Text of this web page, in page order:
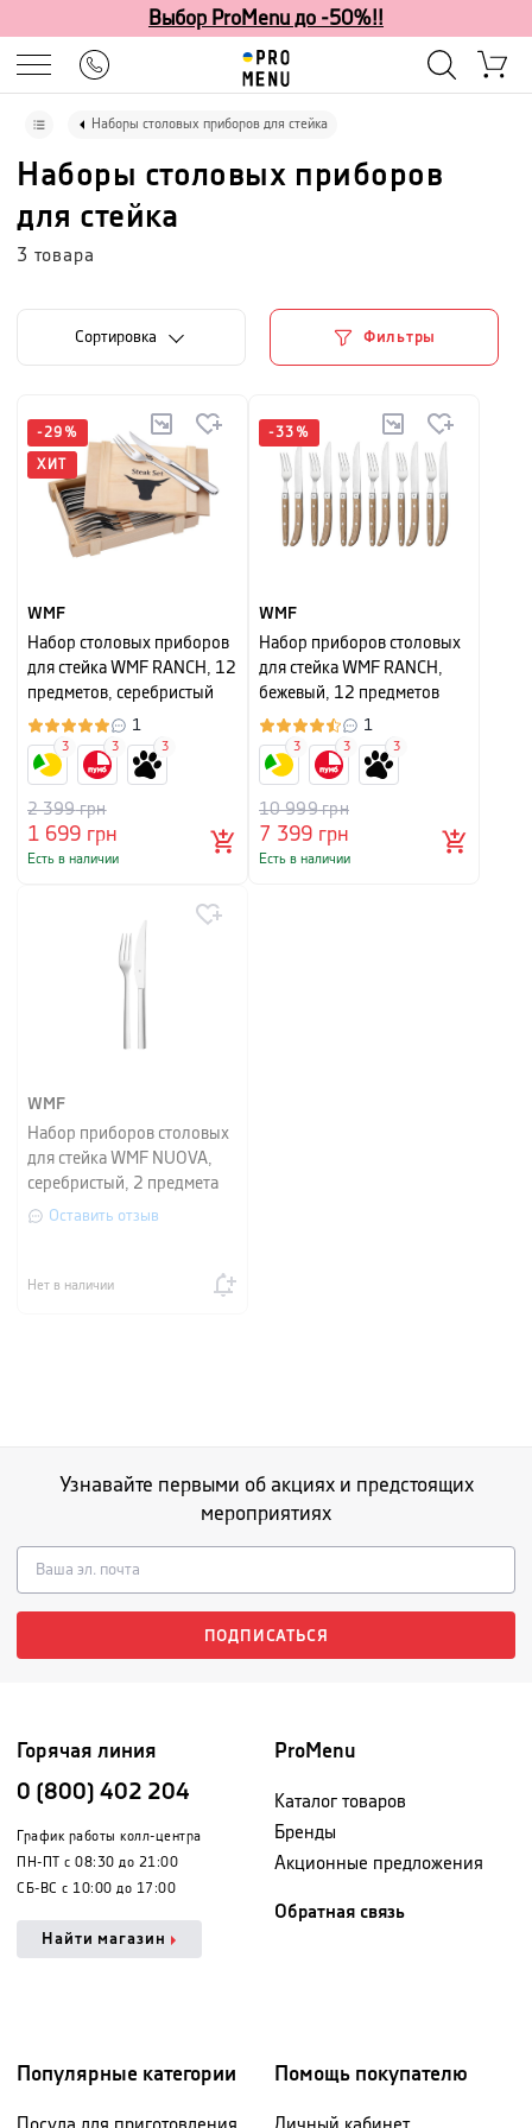
Выбор ProMenu до -50%!!
Наборы столовых приборов для стейка
Наборы столовых приборов
для стейка
3 товара
Cортировка Фильтры
-29 %
ХИТ
WMF
Набор столовых приборов
для стейка WMF RANCH, 12
предметов, серебристый
1
1 699 грн
2 399грн
Есть в наличии
3 3 3
-33 %
WMF
Набор приборов столовых
для стейка WMF RANCH,
бежевый, 12 предметов
1
7 399 грн
10 999грн
Есть в наличии
3 3 3
WMF
Набор приборов столовых
для стейка WMF NUOVA,
серебристый, 2 предмета
Оставить отзыв
Нет в наличии
Узнавайте первыми об акциях и предстоящих
мероприятиях
ПОДПИСАТЬСЯ
Горячая линия
0 (800) 402 204
График работы колл-центра
ПН-ПТ с 08:30 до 21:00
СБ-ВС с 10:00 до 17:00
Найти магазин
ProMenu
Каталог товаров
Бренды
Акционные предложения
Обратная связь
Популярные категории Помощь покупателю